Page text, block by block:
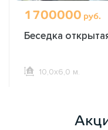
1700000 руб.
Беседка
10,0х6,0 м.